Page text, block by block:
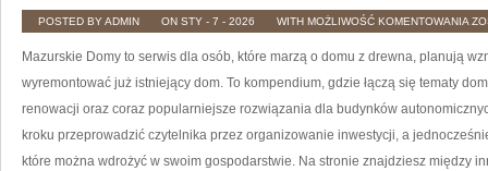
POSTED BY ADMIN ON STY - 7 - 2026 WITH MOŻLIWOŚĆ KOMENTOWANIA
–
I
Mazurskie Domy to serwis dla osób, które marzą o domu z drewna, planują
wyremontować już istniejący dom. To kompendium, gdzie łączą się tematy
renowacji oraz coraz popularniejsze rozwiązania dla budynków
kroku przeprowadzić czytelnika przez organizowanie inwestycji, a
które można wdrożyć w swoim gospodarstwie. Na stronie znajdziesz między